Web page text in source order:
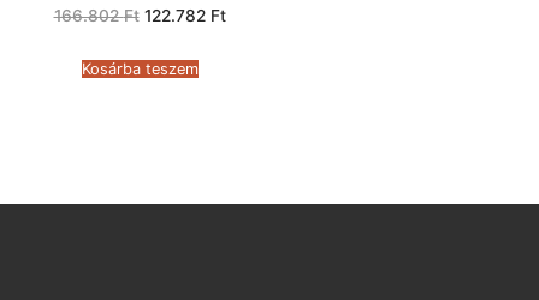
166.802Ft Original
166.802 Ft.
122.782 FtCurrent
Kosárba teszem